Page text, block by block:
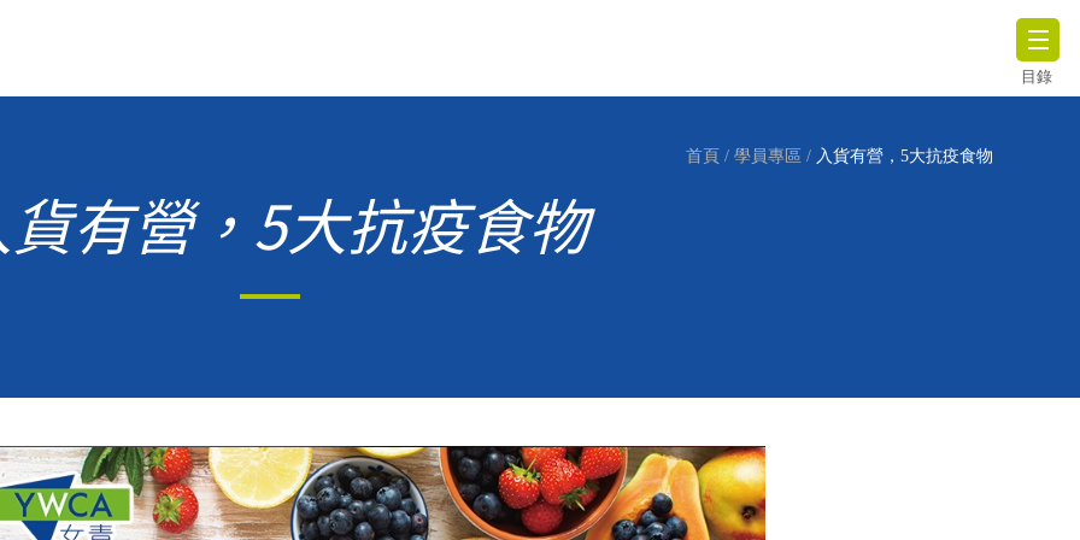
目錄
首頁 / 學員專區 / 入貨有營，5大抗疫食物
有營，5大抗疫食物